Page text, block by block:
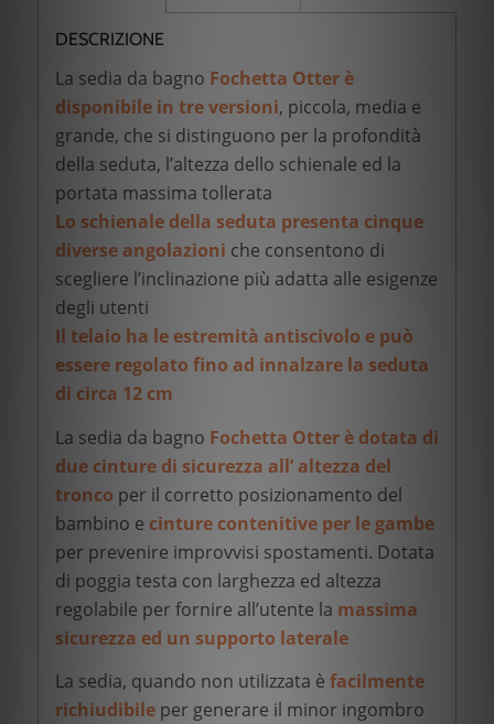
DESCRIZIONE
La sedia da bagno Fochetta Otter è
disponibile in tre versioni, piccola, media e
grande, che si distinguono per la profondità
della seduta, l’altezza dello schienale ed la
portata massima tollerata
Lo schienale della seduta presenta cinque
diverse angolazioni che consentono di
scegliere l’inclinazione più adatta alle esigenze
degli utenti
Il telaio ha le estremità antiscivolo e può
essere regolato fino ad innalzare la seduta
di circa 12 cm
La sedia da bagno Fochetta Otter è dotata di
due cinture di sicurezza all’ altezza del
tronco per il corretto posizionamento del
bambino e cinture contenitive per le gambe
per prevenire improvvisi spostamenti. Dotata
di poggia testa con larghezza ed altezza
regolabile per fornire all’utente la massima
sicurezza ed un supporto laterale
La sedia, quando non utilizzata è facilmente
richiudibileper generare il minor ingombro